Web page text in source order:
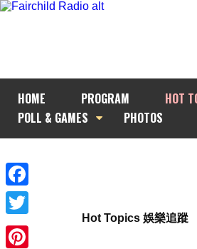
HOME PROGRAM HOT
POLL & GAMES
PHOTOS
Facebook
Twitter
Hot Topics 娛樂追蹤